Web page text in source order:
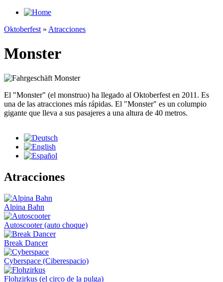
Skip to main content
Oktoberfest » Atracciones
Monster
El "Monster" (el monstruo) ha llegado al Oktoberfest en 2011. Es
una de las atracciones más rápidas. El "Monster" es un columpio
gigante que lleva a sus pasajeres a una altura de 40 metros.
Atracciones
Alpina Bahn
Autoscooter (auto choque)
Break Dancer
Cyberspace (Ciberespacio)
Flohzirkus (el circo de la pulga)